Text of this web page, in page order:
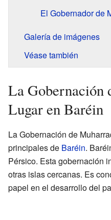
El Gobernador de
Galería de imágenes
Véase también
La Gobernación
Lugar en Baréin
La Gobernación de
principales de Baréin.
Pérsico. Esta gobernación
otras islas cercanas. Es
papel en el desarrollo del